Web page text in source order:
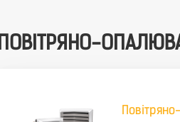
ПОВІТРЯНО-